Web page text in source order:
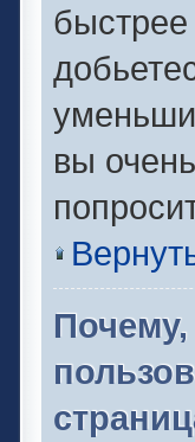
вы